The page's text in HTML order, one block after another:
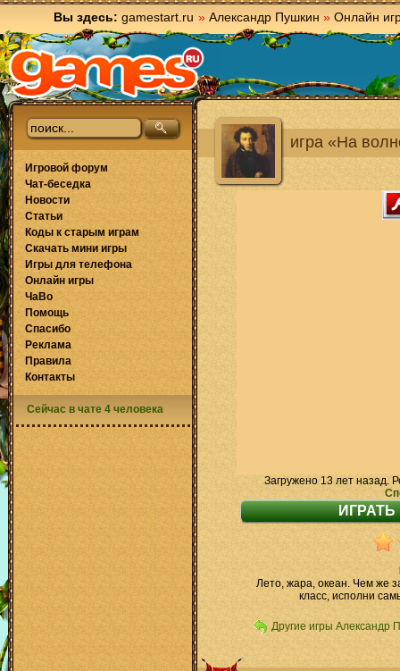
Вы здесь: gamestart.ru » Александр Пушкин » Онлайн
игра «На
Загружено 13 лет назад.
Лето, жара, океан. Чем же
класс, исполни
Другие игры Александр
Игровой форум
Чат-беседка
Новости
Статьи
Коды к старым играм
Скачать мини игры
Игры для телефона
Онлайн игры
ЧаВо
Помощь
Спасибо
Реклама
Правила
Контакты
Сейчас в чате 4 человека